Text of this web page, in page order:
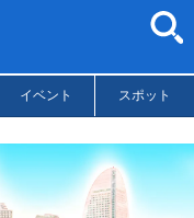
イベント スポット